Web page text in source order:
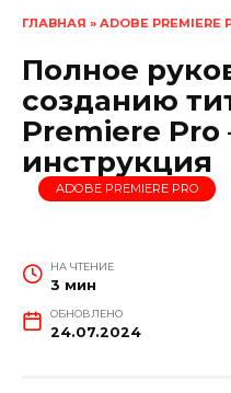
ГЛАВНАЯ » ADOBE PREMIERE
Полное
созданию
Premiere Pro
инструкция
ADOBE PREMIERE PRO
НА ЧТЕНИЕ
3 мин
ОБНОВЛЕНО
24.07.2024